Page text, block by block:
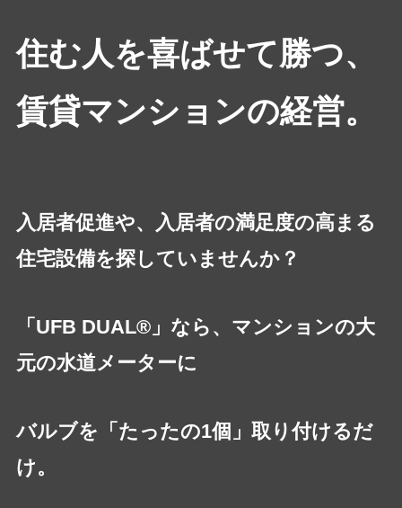
住む人を喜ばせて勝つ、
賃貸マンションの経営。
入居者促進や、入居者の満足度の高まる
住宅設備を探していませんか？
「UFB DUAL®」なら、マンションの大
元の水道メーターに
バルブを「たったの1個」取り付けるだ
け。